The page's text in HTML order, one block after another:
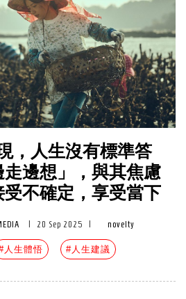
，人生沒有標準答
邊想」，與其焦慮
不確定，享受當下
20 Sep 2025 novelty
人生體悟 #人生建議